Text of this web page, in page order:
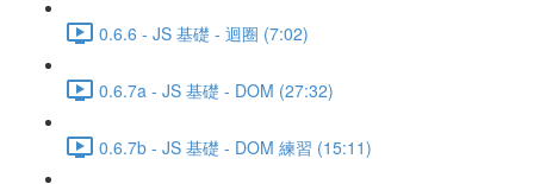
0.6.6 - JS 基礎 - 迴圈 (7:02)
0.6.7a - JS 基礎 - DOM (27:32)
0.6.7b - JS 基礎 - DOM 練習 (15:11)